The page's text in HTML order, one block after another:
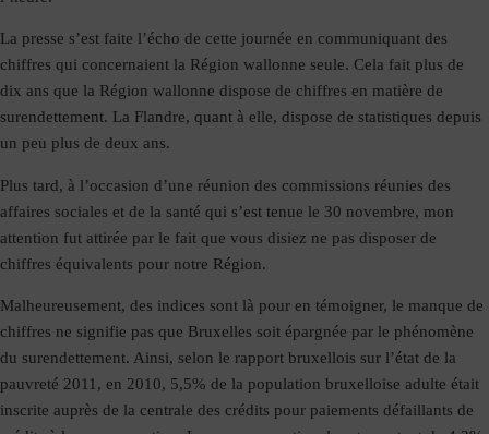
La presse s’est faite l’écho de cette journée en communiquant des
chiffres qui concernaient la Région wallonne seule. Cela fait plus de
dix ans que la Région wallonne dispose de chiffres en matière de
surendettement. La Flandre, quant à elle, dispose de statistiques depuis
un peu plus de deux ans.
Plus tard, à l’occasion d’une réunion des commissions réunies des
affaires sociales et de la santé qui s’est tenue le 30 novembre, mon
attention fut attirée par le fait que vous disiez ne pas disposer de
chiffres équivalents pour notre Région.
Malheureusement, des indices sont là pour en témoigner, le manque de
chiffres ne signifie pas que Bruxelles soit épargnée par le phénomène
du surendettement. Ainsi, selon le rapport bruxellois sur l’état de la
pauvreté 2011, en 2010, 5,5% de la population bruxelloise adulte était
inscrite auprès de la centrale des crédits pour paiements défaillants de